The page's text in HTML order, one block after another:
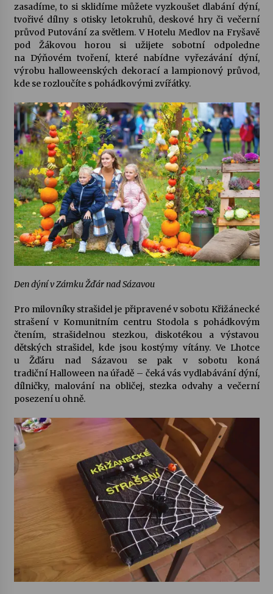
Varhanní recitál Michala Novenka v Klášteře
Želiv
3. 7. 2026
Petr Adamec – Malovaný svět
30. 6. 2026
zasadíme, to si sklidímemůžete vyzkoušet dlabání dýní,
tvořivé dílny s otisky letokruhů, deskové hry či večerní
průvod Putování za světlem. V Hotelu Medlov na Fryšavě
pod Žákovou horou si užijete sobotní odpoledne
na Dýňovém tvoření, které nabídne vyřezávání dýní,
výrobu halloweenských dekorací a lampionový průvod,
kde se rozloučíte s pohádkovými zvířátky.
Den dýní v Zámku Žďár nad Sázavou
Pro milovníky strašidel je připravené v sobotu Křižánecké
strašenív Komunitním centru Stodola s pohádkovým
čtením, strašidelnou stezkou, diskotékou a výstavou
dětských strašidel, kde jsou kostýmy vítány. Ve Lhotce
u Žďáru nad Sázavou se pak v sobotu koná
tradiční Halloween na úřadě – čeká vás vydlabávání dýní,
dílničky, malování na obličej, stezka odvahy a večerní
posezení u ohně.